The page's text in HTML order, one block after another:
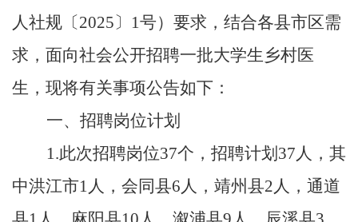
人社规〔2025〕1号）要求，结合各县市区需
求，面向社会公开招聘一批大学生乡村医
生，现将有关事项公告如下：
一、招聘岗位计划
1.此次招聘岗位37个，招聘计划37人，其
中洪江市1人，会同县6人，靖州县2人，通道